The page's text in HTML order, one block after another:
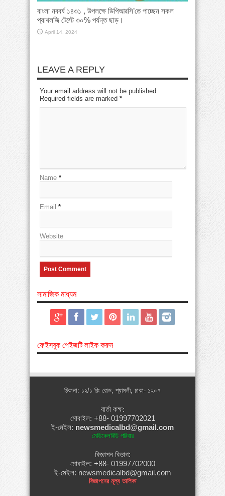
বাংলা নববর্ষ ১৪৩১ , উপলক্ষে ডিপিআরসি’তে পাচ্ছেন সকল
প্যাথলজি টেস্টে ৩০% পর্যন্ত ছাড়।
April 14, 2024
LEAVE A REPLY
Your email address will not be published.
Required fields are marked *
Name *
Email *
Website
সামাজিক মাধ্যম
ফেইসবুক পেইজটি লাইক করুন
ঠিকানা: ১২/১ রিং রোড, শ্যামলী, ঢাকা- ১২০৭
বার্তা কক্ষ:
মোবাইল: +88- 01997702021
ই-মেইল: newsmedicalbd@gmail.com
মেডিকেলবিডি পরিবার
বিজ্ঞাপন বিভাগ:
মোবাইল: +88- 01997702000
ই-মেইল: newsmedicalbd@gmail.com
বিজ্ঞাপনের মূল্য তালিকা